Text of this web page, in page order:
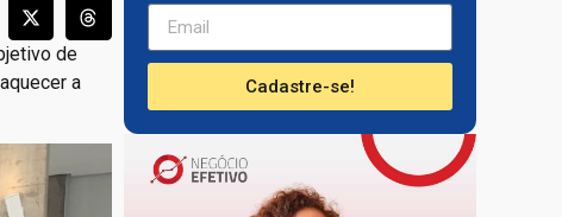
de
a
Cadastre-se!